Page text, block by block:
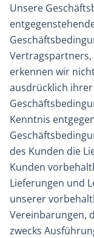
Unsere
Vertragspartners,
erkennen wir
ausdrücklich
Kenntnis
des Kunden die
Kunden
Lieferungen und
unserer
Vereinbarungen,
zwecks